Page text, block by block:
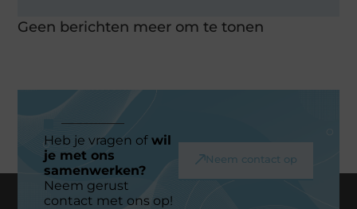
Geen berichten meer om te tonen
Heb je vragen ofwil
je met ons
samenwerken?
Neem gerust
contact met ons op!
Neem contact op